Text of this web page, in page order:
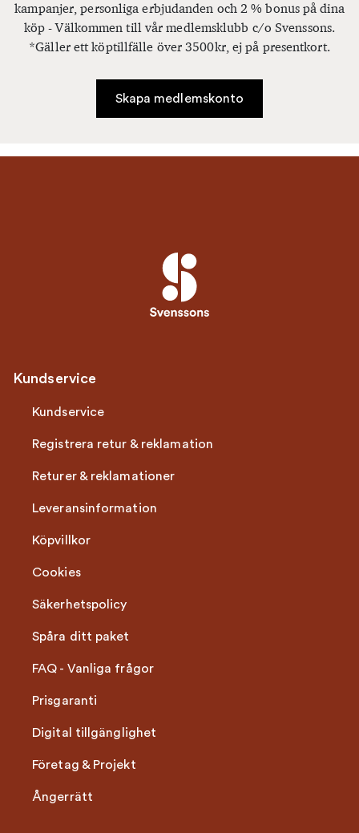
kampanjer, personliga erbjudanden och 2 % bonus på dina
köp - Välkommen till vår medlemsklubb c/o Svenssons.
*Gäller ett köptillfälle över 3500kr, ej på presentkort.
Skapa medlemskonto
Kundservice
Kundservice
Registrera retur & reklamation
Returer & reklamationer
Leveransinformation
Köpvillkor
Cookies
Säkerhetspolicy
Spåra ditt paket
FAQ - Vanliga frågor
Prisgaranti
Digital tillgänglighet
Företag & Projekt
Ångerrätt